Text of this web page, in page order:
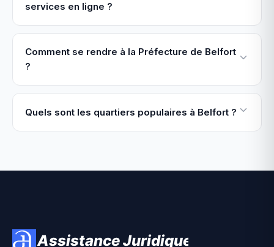
services en ligne ?
Comment se rendre à la Préfecture de Belfort
?
Quels sont les quartiers populaires à Belfort ?